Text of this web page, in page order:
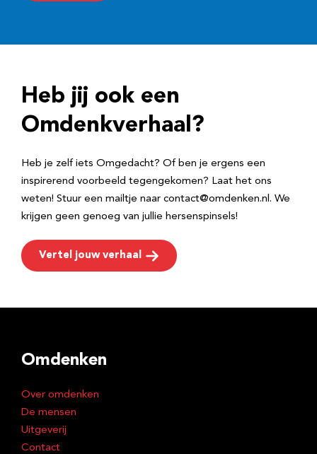
r
e
Heb jij ook een
Omdenkverhaal?
Heb je zelf iets Omgedacht? Of ben je ergens een
inspirerend voorbeeld tegengekomen? Laat het ons
weten! Stuur een mailtje naar contact@omdenken.nl. We
krijgen geen genoeg van jullie hersenspinsels!
Vertel jouw verhaal
Omdenken
Over omdenken
De mensen
Uitgeverij
Contact